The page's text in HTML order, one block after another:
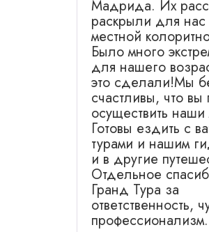
Мадрида. Их
раскрыли для нас
местной
Было много
для нашего
это сделали!Мы
счастливы, что вы
осуществить наши
Готовы ездить с
турами и нашим
и в другие
Отдельное
Гранд Тура за
ответственность,
профессионализм.